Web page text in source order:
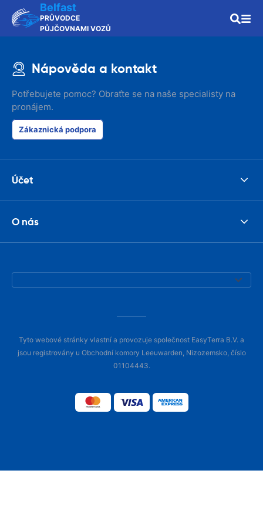
Belfast
PRŮVODCE
PŮJČOVNAMI VOZŮ
Nápověda a kontakt
Potřebujete pomoc? Obraťte se na naše specialisty na
pronájem.
Zákaznická podpora
Účet
O nás
Tyto webové stránky vlastní a provozuje společnost EasyTerra B.V. a
jsou registrovány u Obchodní komory Leeuwarden, Nizozemsko, číslo
01104443.